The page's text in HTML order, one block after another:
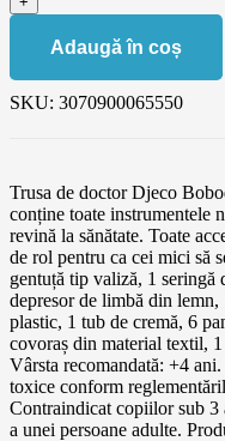
Adaugă în coș
SKU: 3070900065550
Trusa de doctor Djeco
conține toate instrumentele
revină la sănătate. Toate
de rol pentru ca cei mici să
gentuță tip valiză, 1 seringă
depresor de limbă din
plastic, 1 tub de cremă, 6
covoraș din material textil,
Vârsta recomandată: +4
toxice conform
Contraindicat copiilor sub 3
a unei persoane adulte.